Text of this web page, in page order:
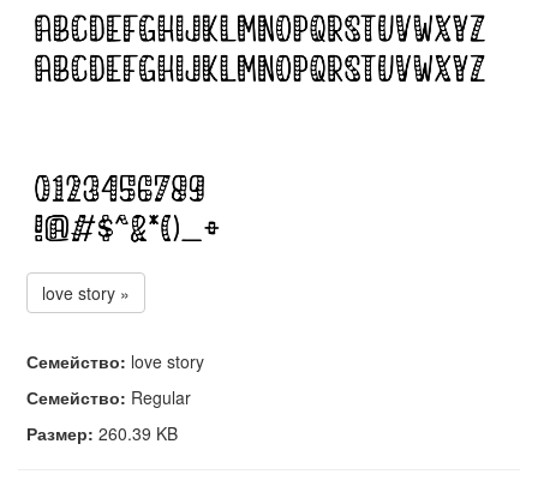
love story »
Семейство: love story
Семейство: Regular
Размер: 260.39 KB